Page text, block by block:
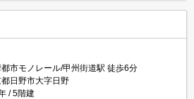
都市モノレール/甲州街道駅 徒歩6分
日野市大字日野
5階建